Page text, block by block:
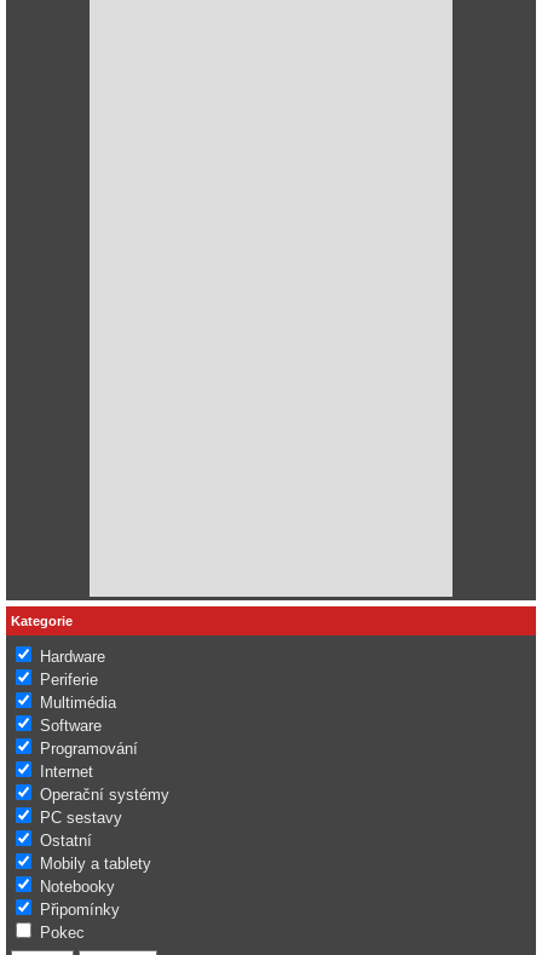
Kategorie
Hardware
Periferie
Multimédia
Software
Programování
Internet
Operační systémy
PC sestavy
Ostatní
Mobily a tablety
Notebooky
Připomínky
Pokec